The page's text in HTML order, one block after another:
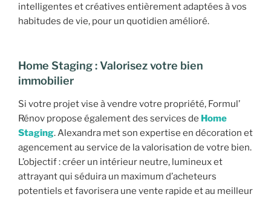
intelligentes et créatives entièrement adaptées à vos
habitudes de vie, pour un quotidien amélioré.
Home Staging : Valorisez votre bien
immobilier
Si votre projet vise à vendre votre propriété, Formul’
Rénov propose également des services de Home
Staging. Alexandra met son expertise en décoration et
agencement au service de la valorisation de votre bien.
L’objectif : créer un intérieur neutre, lumineux et
attrayant qui séduira un maximum d’acheteurs
potentiels et favorisera une vente rapide et au meilleur